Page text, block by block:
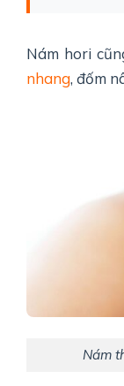
Nám hori
nhang, đốm
Nám